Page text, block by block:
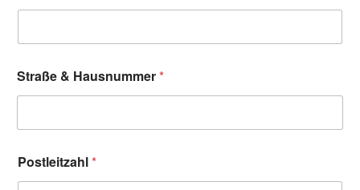
Straße & Hausnummer*
Postleitzahl*